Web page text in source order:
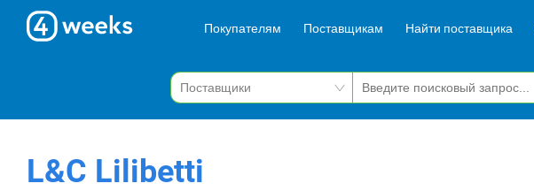
Покупателям Поставщикам Найти поставщика
L&C Lilibetti